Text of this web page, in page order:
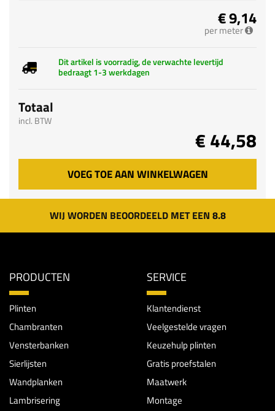
€ 9,14
per meter
Dit artikel is voorradig, de verwachte levertijd
bedraagt 1-3 werkdagen
Totaal
incl. BTW
€ 44,58
VOEG TOE AAN WINKELWAGEN
WIJ WORDEN BEOORDEELD MET EEN 8.8
PRODUCTEN
Plinten
Chambranten
Vensterbanken
Sierlijsten
Wandplanken
Lambrisering
SERVICE
Klantendienst
Veelgestelde vragen
Keuzehulp plinten
Gratis proefstalen
Maatwerk
Montage